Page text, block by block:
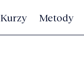
Kurzy Metody